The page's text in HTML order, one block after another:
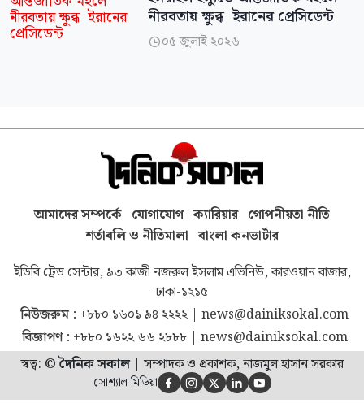
নীরবতায় ক্ষুব্ধ ইরানের প্রেসিডেন্ট
০৫ জুলাই ২০২৬
আমাদের সম্পর্কে যোগাযোগ ক্যারিয়ার গোপনীয়তা নীতি
শর্তাবলি ও নীতিমালা বাংলা কনভার্টার
ইডিবি ট্রেড সেন্টার, ৯৩ কাজী নজরুল ইসলাম এভিনিউ, কারওয়ান বাজার,
ঢাকা-১২১৫
নিউজরুম : +৮৮০ ১৬০১ ৯৪ ২২২২| news@dainiksokal.com
বিজ্ঞাপণ : +৮৮০ ১৬২২ ৬৬ ২৮৮৮| news@dainiksokal.com
স্বত্ব: ©দৈনিক সকাল| সম্পাদক ও প্রকাশক, নাজমুল হাসান সরকার
সোশ্যাল মিডিয়া     